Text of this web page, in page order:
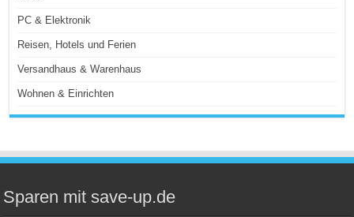
PC & Elektronik
Reisen, Hotels und Ferien
Versandhaus & Warenhaus
Wohnen & Einrichten
Sparen mit save-up.de